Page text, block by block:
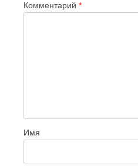
Комментарий *
Имя